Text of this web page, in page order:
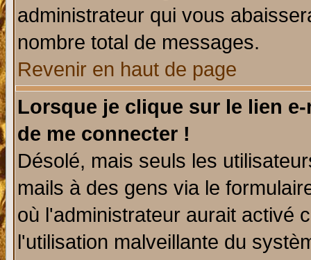
administrateur qui vous
nombre total de messages.
Revenir en haut de page
Lorsque je clique sur le lien
de me connecter !
Désolé, mais seuls les
mails à des gens via le
où l'administrateur aurait activé
l'utilisation malveillante du